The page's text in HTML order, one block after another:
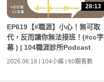
28:13
EP619【#職涯】小心！無可取
代，反而讓你無法接班！(#cc字
幕 ) | 104職涯診所Podcast
2026.06.18 | 104小編 | 60觀看數